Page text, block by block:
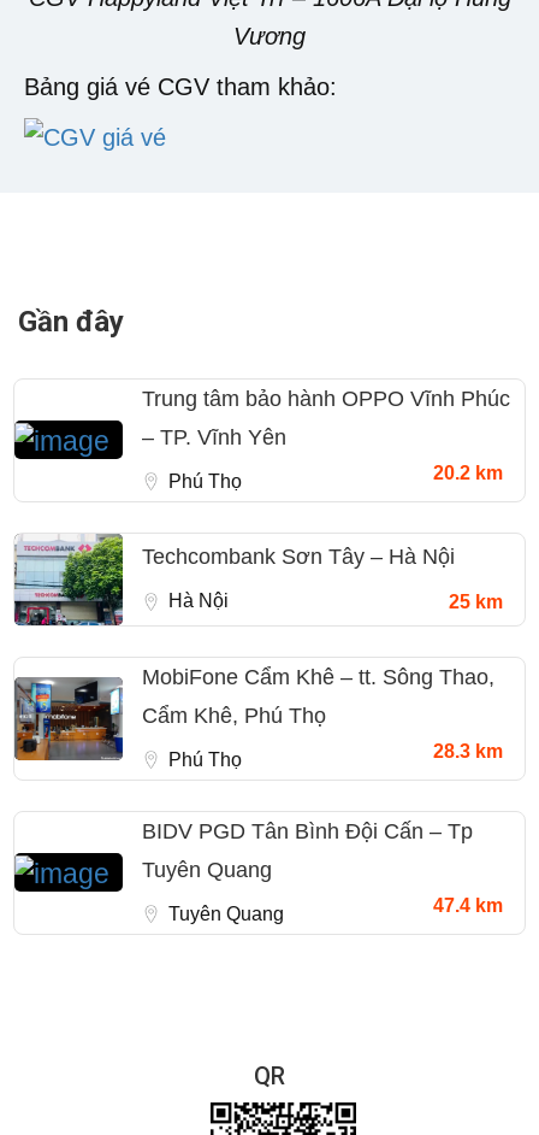
Vương
Bảng giá vé CGV tham khảo:
Gần đây
Trung tâm bảo hành OPPO Vĩnh Phúc
– TP. Vĩnh Yên
Phú Thọ 20.2 km
Techcombank Sơn Tây – Hà Nội
Hà Nội 25 km
MobiFone Cẩm Khê – tt. Sông Thao,
Cẩm Khê, Phú Thọ
Phú Thọ 28.3 km
BIDV PGD Tân Bình Đội Cấn – Tp
Tuyên Quang
Tuyên Quang 47.4 km
QR